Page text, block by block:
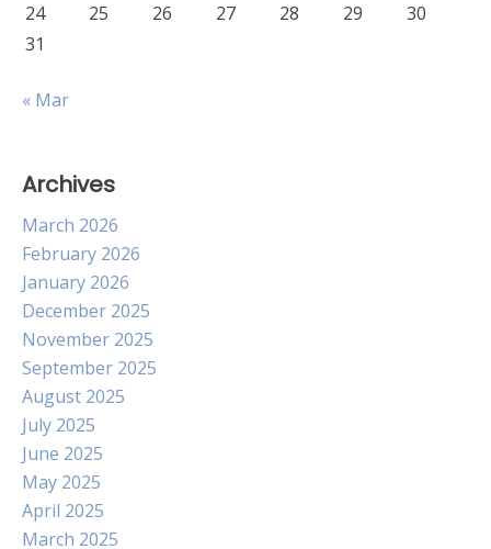
24
25 26 27 28 29
30
31
« Mar
Archives
March 2026
February 2026
January 2026
December 2025
November 2025
September 2025
August 2025
July 2025
June 2025
May 2025
April 2025
March 2025